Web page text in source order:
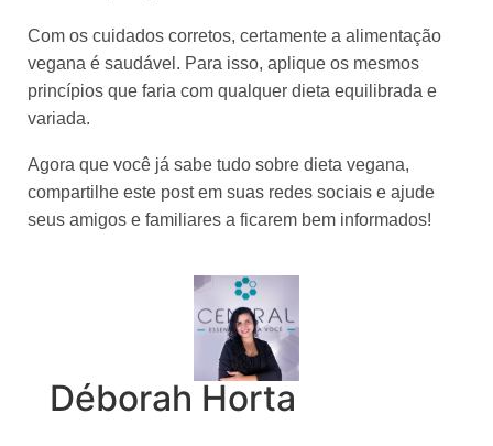
Com os cuidados corretos, certamente a alimentação
vegana é saudável. Para isso, aplique os mesmos
princípios que faria com qualquer dieta equilibrada e
variada.
Agora que você já sabe tudo sobre dieta vegana,
compartilhe este post em suas redes sociais e ajude
seus amigos e familiares a ficarem bem informados!
Déborah Horta